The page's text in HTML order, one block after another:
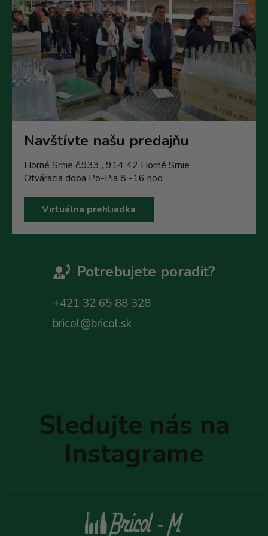
Navštívte našu predajňu
Horné Srnie č.933 , 914 42 Horné Srnie
Otváracia doba Po-Pia 8 -16 hod
Virtuálna prehliadka
Potrebujete poradit?
+421 32 65 88 328
bricol@bricol.sk
Sledujte nás na
Instagrame